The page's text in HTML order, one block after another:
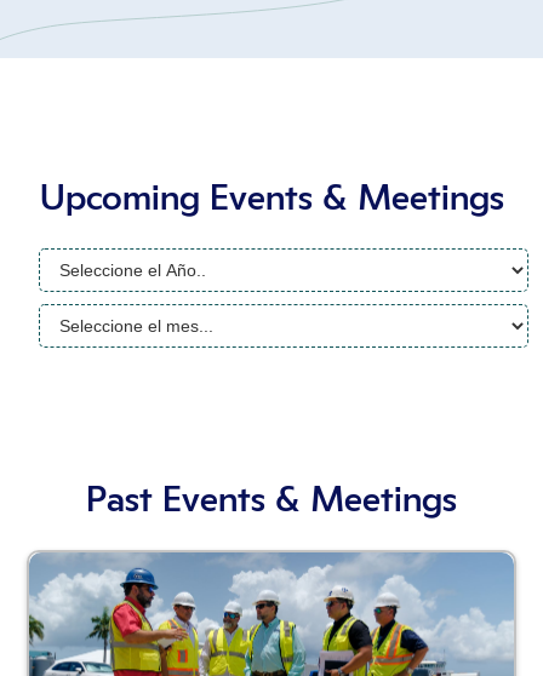
Upcoming Events & Meetings
Past Events & Meetings